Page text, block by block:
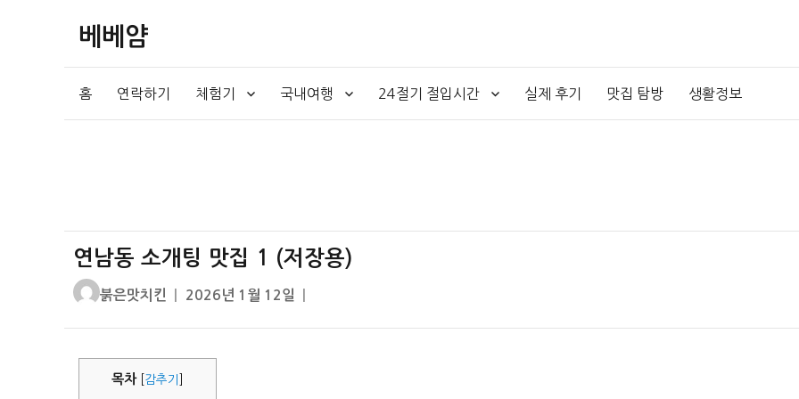
베베얌
홈 연락하기 체험기 국내여행 24절기 절입시간 실제 후기 맛집 탐방 생활정보
연남동 소개팅 맛집 1 (저장용)
글
붉은맛치킨
작
자
2026년 1월 12일
목차 감추기